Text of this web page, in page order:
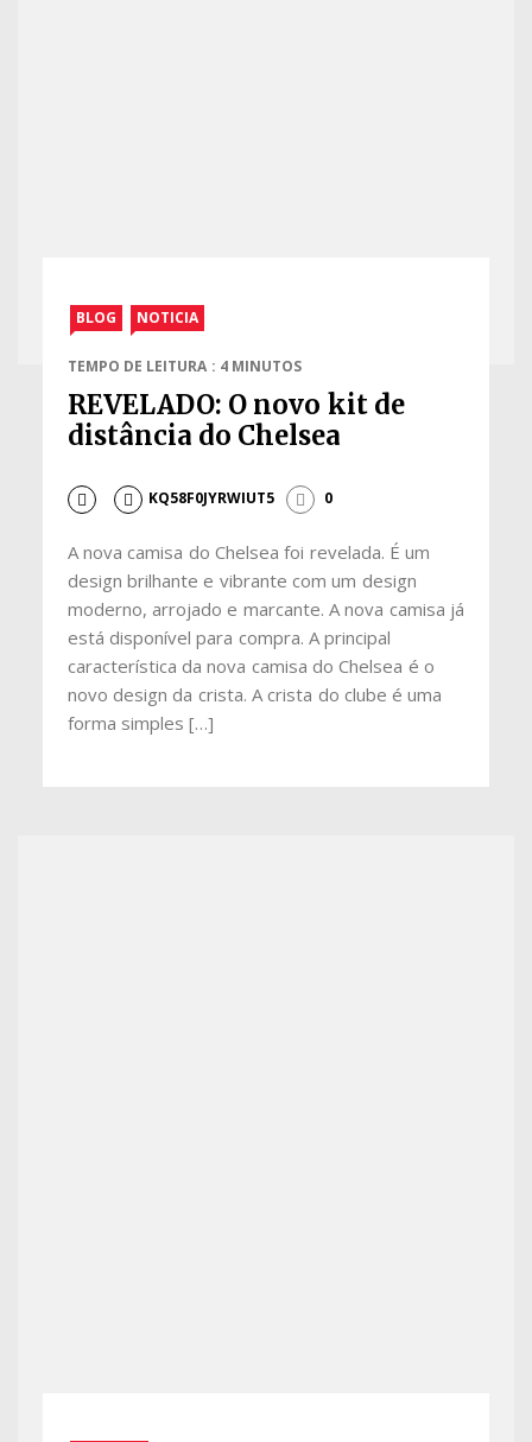
BLOG NOTICIA
TEMPO DE LEITURA : 4 MINUTOS
REVELADO: O novo kit de
distância do Chelsea
KQ58F0JYRWIUT5 0
A nova camisa do Chelsea foi revelada. É um
design brilhante e vibrante com um design
moderno, arrojado e marcante. A nova camisa já
está disponível para compra. A principal
característica da nova camisa do Chelsea é o
novo design da crista. A crista do clube é uma
forma simples […]